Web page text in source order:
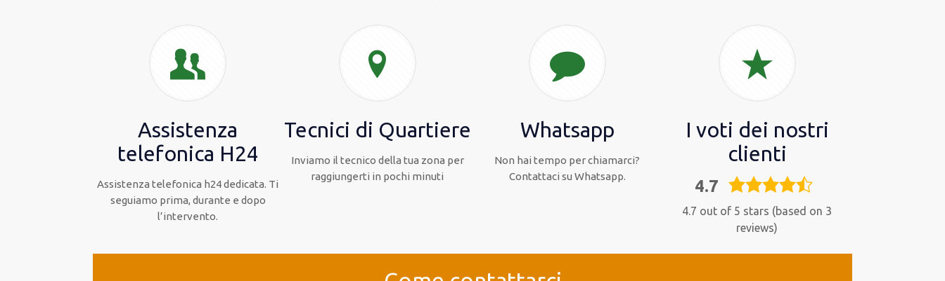
Assistenza
telefonica H24
Assistenza telefonica h24 dedicata. Ti
seguiamo prima, durante e dopo
l’intervento.
Tecnici di Quartiere
Inviamo il tecnico della tua zona per
raggiungerti in pochi minuti
Whatsapp
Non hai tempo per chiamarci?
Contattaci su Whatsapp.
I voti dei nostri
clienti
4.7
4,7
4.7 out of 5 stars (based on 3
reviews)